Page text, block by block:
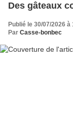
Des gâteaux
Publié le 30/07/2026 à
Par Casse-bonbec